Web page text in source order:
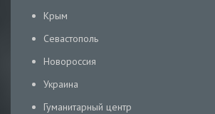
Крым
Севастополь
Новороссия
Украина
Гуманитарный центр